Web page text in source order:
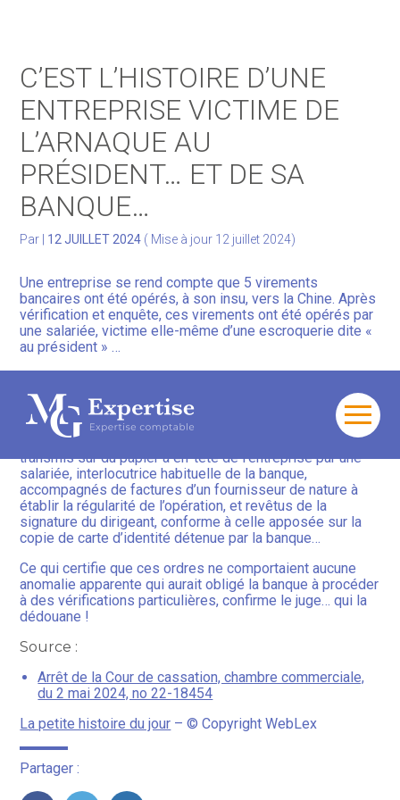
Aller
Gérer votre patrimoine
Facturation Électronique
C’EST L’HISTOIRE D’UNE
ENTREPRISE VICTIME DE
L’ARNAQUE AU
PRÉSIDENT… ET DE SA
BANQUE…
Par 12 JUILLET 2024 ( Mise à jour 12 juillet 2024)
Une entreprise se rend compte que 5 virements
bancaires ont été opérés, à son insu, vers la Chine. Après
vérification et enquête, ces virements ont été opérés par
une salariée, victime elle-même d’une escroquerie dite «
au président » …
remboursement à sa banque : les ordres de virement,
accompagnés de factures falsifiées, réalisés en
l’absence du dirigeant, comportaient une fausse
signature. Mais la banque rappelle que ces ordres ont été
transmis sur du papier à en-tête de l’entreprise par une
salariée, interlocutrice habituelle de la banque,
accompagnés de factures d’un fournisseur de nature à
établir la régularité de l’opération, et revêtus de la
signature du dirigeant, conforme à celle apposée sur la
copie de carte d’identité détenue par la banque…
Ce qui certifie que ces ordres ne comportaient aucune
anomalie apparente qui aurait obligé la banque à procéder
à des vérifications particulières, confirme le juge… qui la
dédouane !
Source :
Arrêt de la Cour de cassation, chambre commerciale,
du 2 mai 2024, no 22-18454
La petite histoire du jour – © Copyright WebLex
Partager :